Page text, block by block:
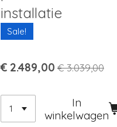
installatie
Sale!
€ 2.489,00 € 3.039,00
In
winkelwagen